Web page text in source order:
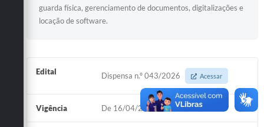
guarda física, gerenciamento de documentos, digitalizações e
locação de software.
Edital Dispensa n.º 043/2026 Acessar
Vigência De 16/04/2026 à 15/04/2027